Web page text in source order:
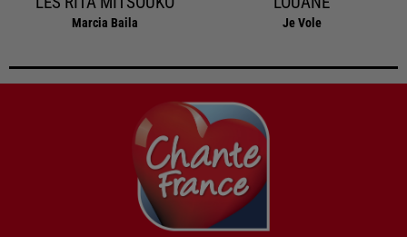
Marcia Baila Je Vole